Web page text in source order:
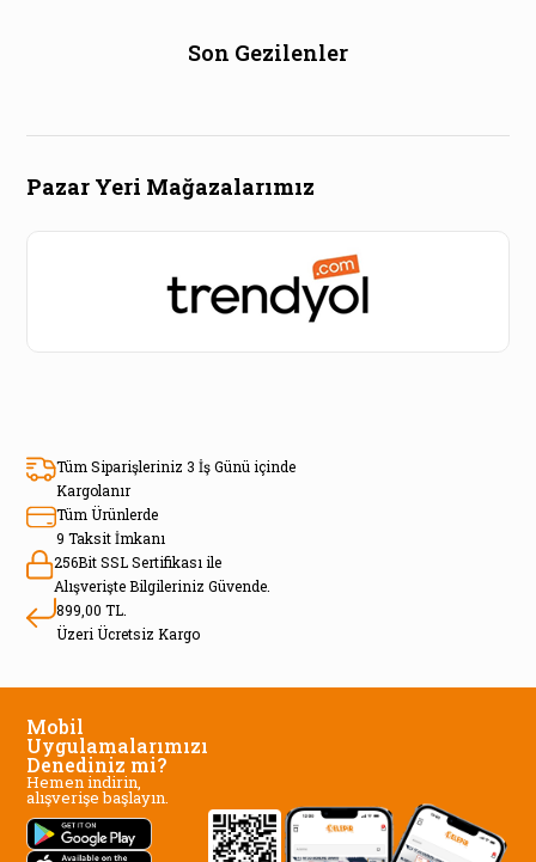
Son Gezilenler
Pazar Yeri Mağazalarımız
Tüm Siparişleriniz 3 İş Günü içinde
Kargolanır
Tüm Ürünlerde
9 Taksit İmkanı
256Bit SSL Sertifikası ile
Alışverişte Bilgileriniz Güvende.
899,00 TL.
Üzeri Ücretsiz Kargo
Mobil
Uygulamalarımızı
Denediniz mi?
Hemen indirin,
alışverişe başlayın.